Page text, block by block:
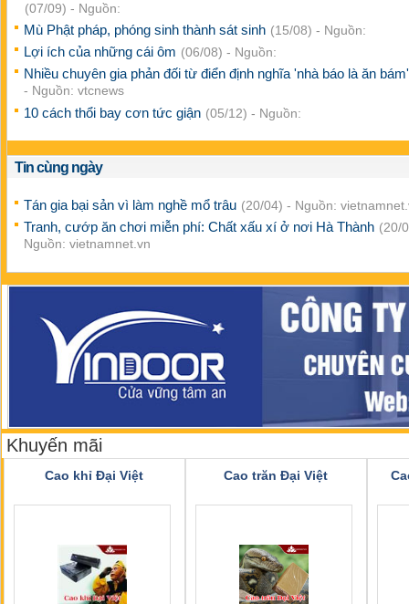
(07/09) - Nguồn:
Mù Phật pháp, phóng sinh thành sát sinh (15/08) - Nguồn:
Lợi ích của những cái ôm (06/08) - Nguồn:
Nhiều chuyên gia phản đối từ điển định nghĩa 'nhà báo là ăn
- Nguồn: vtcnews
10 cách thổi bay cơn tức giận (05/12) - Nguồn:
Tin cùng ngày
Tán gia bại sản vì làm nghề mổ trâu (20/04) - Nguồn:
Tranh, cướp ăn chơi miễn phí: Chất xấu xí ở nơi Hà Thành (20/
Nguồn: vietnamnet.vn
Khuyến mãi
Cao khỉ Đại Việt Cao trăn Đại Việt